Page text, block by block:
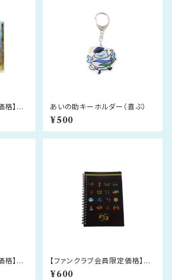
格】あ
ディ
あいの助キーホルダー（喜ぶ）
¥500
格】駅
【ファンクラブ会員限定価格】と
やま絵巻リングノート
¥600